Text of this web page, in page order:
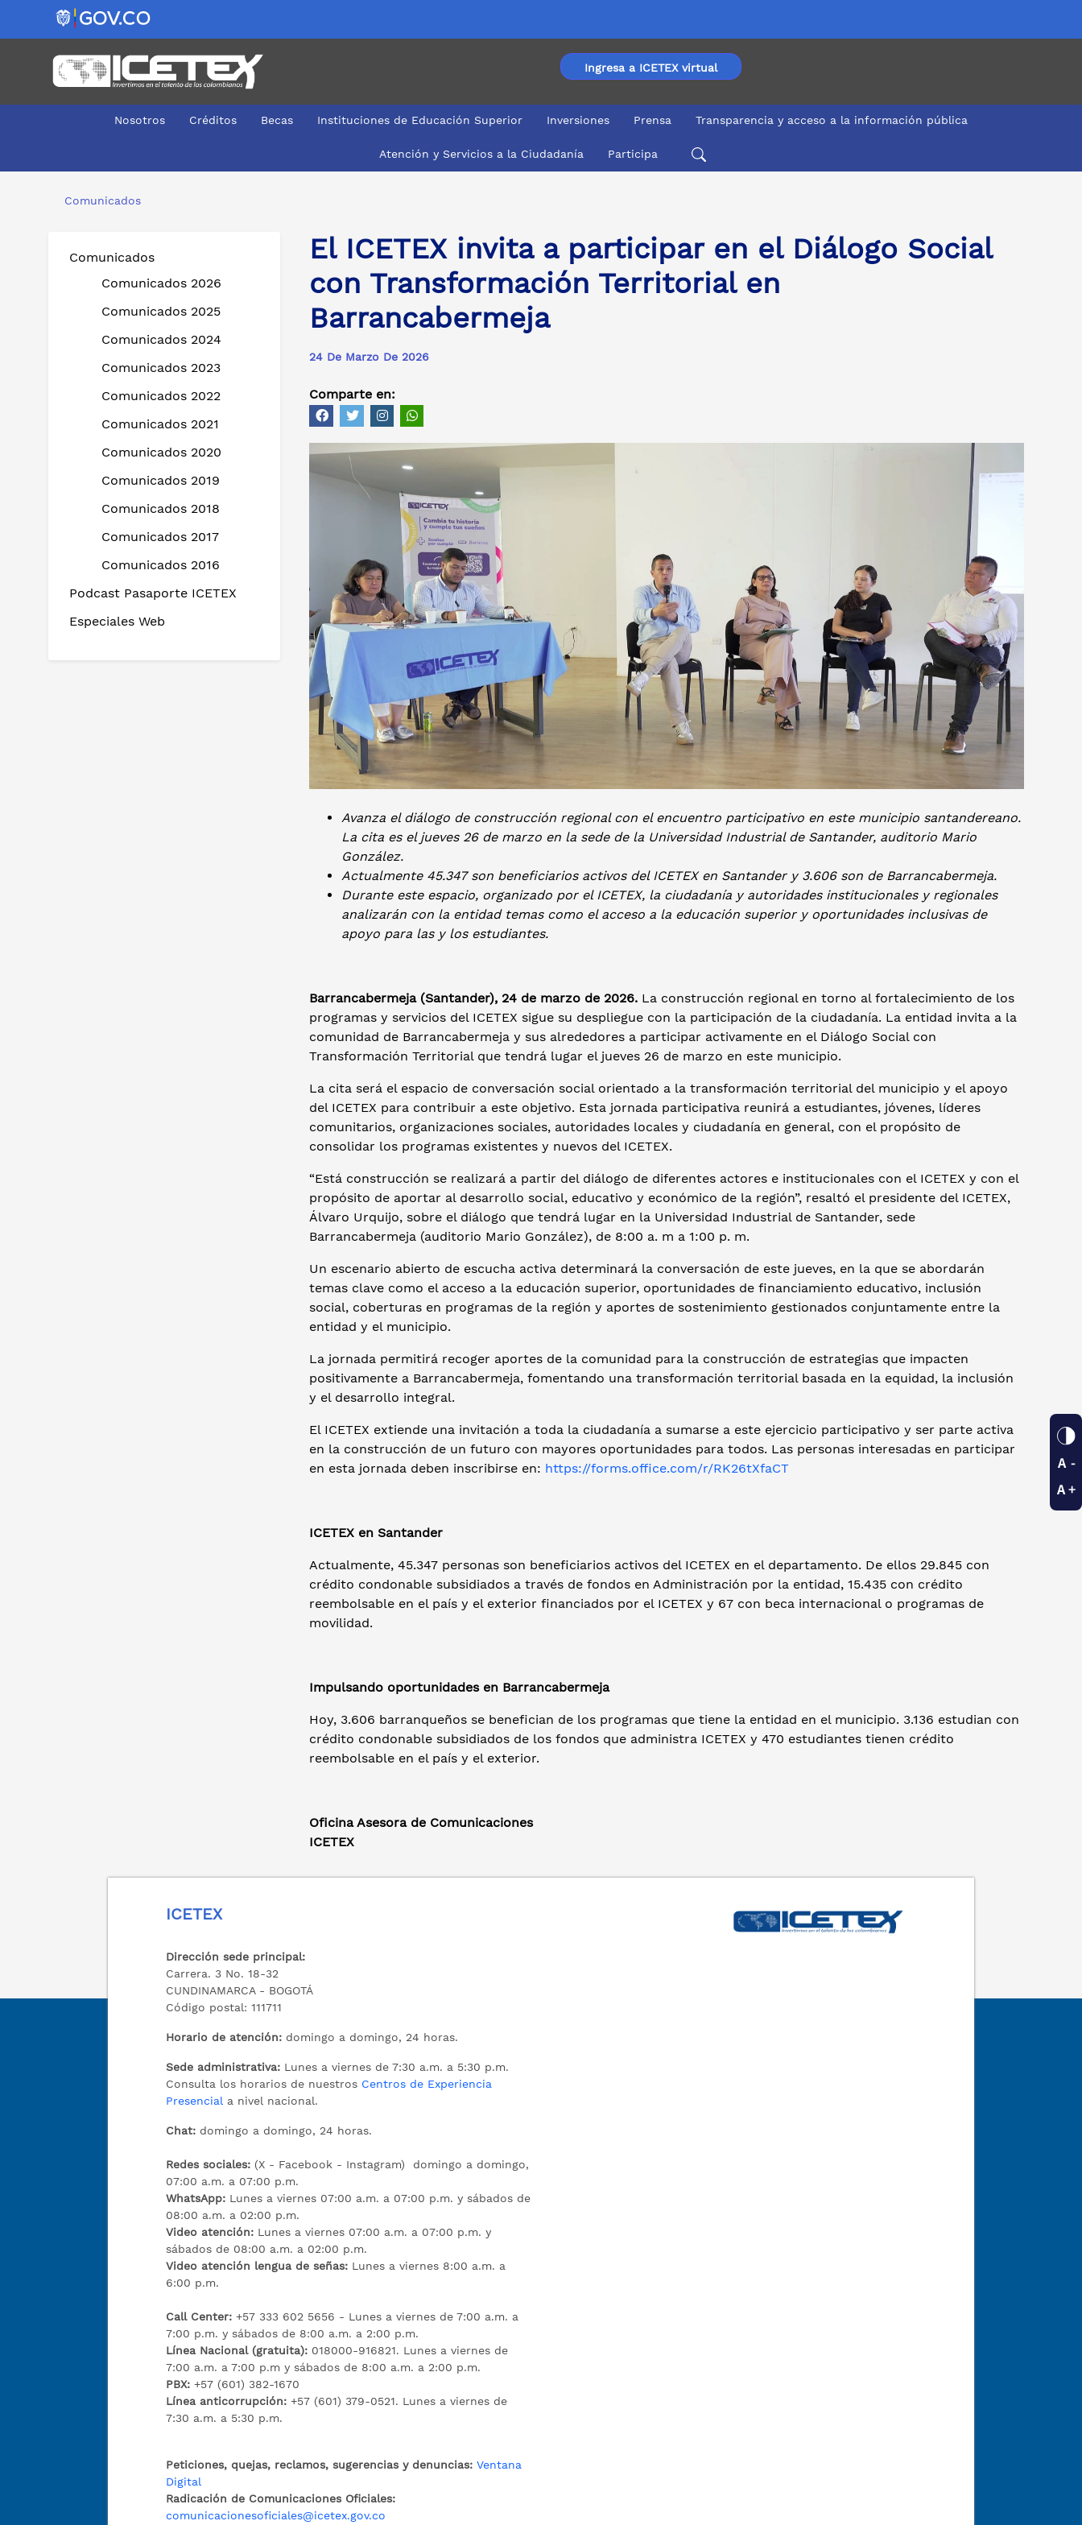
Ingresa a ICETEX virtual
Nosotros Créditos Becas Instituciones de Educación Superior Inversiones Prensa Transparencia y acceso a la información pública
Atención y Servicios a la Ciudadanía Participa
Comunicados
Comunicados
Comunicados 2026
Comunicados 2025
Comunicados 2024
Comunicados 2023
Comunicados 2022
Comunicados 2021
Comunicados 2020
Comunicados 2019
Comunicados 2018
Comunicados 2017
Comunicados 2016
Podcast Pasaporte ICETEX
Especiales Web
El ICETEX invita a participar en el Diálogo Social
con Transformación Territorial en
Barrancabermeja
24 De Marzo De 2026
Comparte en:
Avanza el diálogo de construcción regional con el encuentro participativo en este municipio santandereano.
La cita es el jueves 26 de marzo en la sede de la Universidad Industrial de Santander, auditorio Mario
González.
Actualmente 45.347 son beneficiarios activos del ICETEX en Santander y 3.606 son de Barrancabermeja.
Durante este espacio, organizado por el ICETEX, la ciudadanía y autoridades institucionales y regionales
analizarán con la entidad temas como el acceso a la educación superior y oportunidades inclusivas de
apoyo para las y los estudiantes.
Barrancabermeja (Santander), 24 de marzo de 2026. La construcción regional en torno al fortalecimiento de los
programas y servicios del ICETEX sigue su despliegue con la participación de la ciudadanía. La entidad invita a la
comunidad de Barrancabermeja y sus alrededores a participar activamente en el Diálogo Social con
Transformación Territorial que tendrá lugar el jueves 26 de marzo en este municipio.
La cita será el espacio de conversación social orientado a la transformación territorial del municipio y el apoyo
del ICETEX para contribuir a este objetivo. Esta jornada participativa reunirá a estudiantes, jóvenes, líderes
comunitarios, organizaciones sociales, autoridades locales y ciudadanía en general, con el propósito de
consolidar los programas existentes y nuevos del ICETEX.
“Está construcción se realizará a partir del diálogo de diferentes actores e institucionales con el ICETEX y con el
propósito de aportar al desarrollo social, educativo y económico de la región”, resaltó el presidente del ICETEX,
Álvaro Urquijo, sobre el diálogo que tendrá lugar en la Universidad Industrial de Santander, sede
Barrancabermeja (auditorio Mario González), de 8:00 a. m a 1:00 p. m.
Un escenario abierto de escucha activa determinará la conversación de este jueves, en la que se abordarán
temas clave como el acceso a la educación superior, oportunidades de financiamiento educativo, inclusión
social, coberturas en programas de la región y aportes de sostenimiento gestionados conjuntamente entre la
entidad y el municipio.
La jornada permitirá recoger aportes de la comunidad para la construcción de estrategias que impacten
positivamente a Barrancabermeja, fomentando una transformación territorial basada en la equidad, la inclusión
y el desarrollo integral.
El ICETEX extiende una invitación a toda la ciudadanía a sumarse a este ejercicio participativo y ser parte activa
en la construcción de un futuro con mayores oportunidades para todos. Las personas interesadas en participar
en esta jornada deben inscribirse en: https://forms.office.com/r/RK26tXfaCT
ICETEX en Santander
Actualmente, 45.347 personas son beneficiarios activos del ICETEX en el departamento. De ellos 29.845 con
crédito condonable subsidiados a través de fondos en Administración por la entidad, 15.435 con crédito
reembolsable en el país y el exterior financiados por el ICETEX y 67 con beca internacional o programas de
movilidad.
Impulsando oportunidades en Barrancabermeja
Hoy, 3.606 barranqueños se benefician de los programas que tiene la entidad en el municipio. 3.136 estudian con
crédito condonable subsidiados de los fondos que administra ICETEX y 470 estudiantes tienen crédito
reembolsable en el país y el exterior.
Oficina Asesora de Comunicaciones
ICETEX
ICETEX
Dirección sede principal:
Carrera. 3 No. 18-32
CUNDINAMARCA - BOGOTÁ
Código postal: 111711
Horario de atención: domingo a domingo, 24 horas.
Sede administrativa: Lunes a viernes de 7:30 a.m. a 5:30 p.m.
Consulta los horarios de nuestros Centros de Experiencia
Presencial a nivel nacional.
Chat: domingo a domingo, 24 horas.
Redes sociales: (X - Facebook - Instagram) domingo a domingo,
07:00 a.m. a 07:00 p.m.
WhatsApp: Lunes a viernes 07:00 a.m. a 07:00 p.m. y sábados de
08:00 a.m. a 02:00 p.m.
Video atención: Lunes a viernes 07:00 a.m. a 07:00 p.m. y
sábados de 08:00 a.m. a 02:00 p.m.
Video atención lengua de señas: Lunes a viernes 8:00 a.m. a
6:00 p.m.
Call Center:+57 333 602 5656 - Lunes a viernes de 7:00 a.m. a
7:00 p.m. y sábados de 8:00 a.m. a 2:00 p.m.
Línea Nacional (gratuita): 018000-916821. Lunes a viernes de
7:00 a.m. a 7:00 p.m y sábados de 8:00 a.m. a 2:00 p.m.
PBX:+57 (601) 382-1670
Línea anticorrupción:+57 (601) 379-0521. Lunes a viernes de
7:30 a.m. a 5:30 p.m.
Peticiones, quejas, reclamos, sugerencias y denuncias: Ventana
Digital
Radicación de Comunicaciones Oficiales:
comunicacionesoficiales@icetex.gov.co